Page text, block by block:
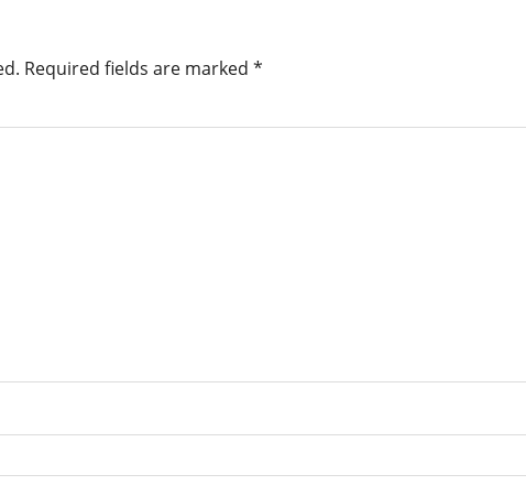
Required fields are marked *